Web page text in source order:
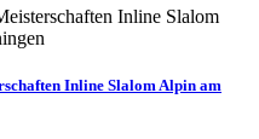
Inline Slalom Alpin am